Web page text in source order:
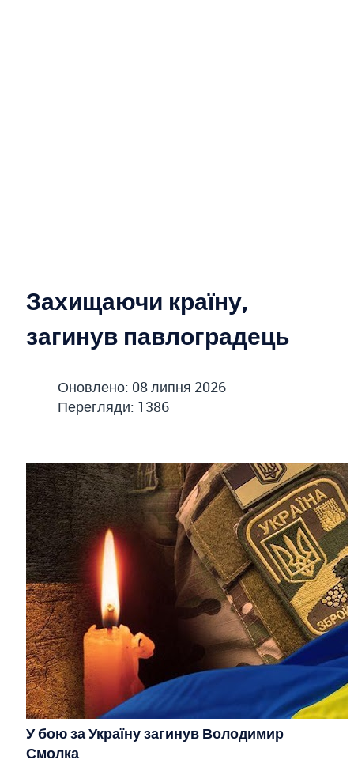
Захищаючи країну,
загинув павлоградець
Оновлено: 08 липня 2026
Перегляди: 1386
У бою за Україну загинув Володимир
Смолка